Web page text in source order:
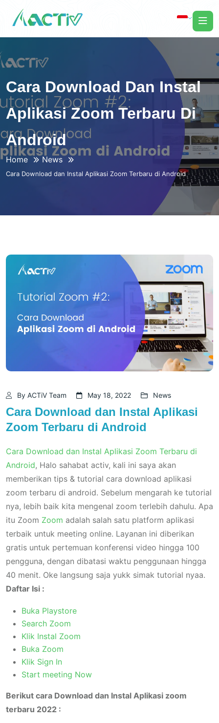
Cara Download Dan Instal
Aplikasi Zoom Terbaru Di
Android
Home News
Cara Download dan Instal Aplikasi Zoom Terbaru di Android
By ACTiV Team May 18, 2022 News
Cara Download dan Instal Aplikasi
Zoom Terbaru di Android
Cara Download dan Instal Aplikasi Zoom Terbaru di
Android, Halo sahabat activ, kali ini saya akan
memberikan tips & tutorial cara download aplikasi
zoom terbaru di android. Sebelum mengarah ke tutorial
nya, lebih baik kita mengenal zoom terlebih dahulu. Apa
itu Zoom Zoom adalah salah satu platform aplikasi
terbaik untuk meeting online. Layanan ini diberikan
gratis untuk pertemuan konferensi video hingga 100
pengguna, dengan dibatasi waktu penggunaan hingga
40 menit. Oke langsung saja yukk simak tutorial nyaa.
Daftar Isi :
Buka Playstore
Search Zoom
Klik Instal Zoom
Buka Zoom
Klik Sign In
Start meeting Now
Berikut cara Download dan Instal Aplikasi zoom
terbaru 2022 :